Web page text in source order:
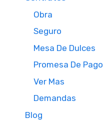
Obra
Seguro
Mesa De Dulces
Promesa De Pago
Ver Mas
Demandas
Blog